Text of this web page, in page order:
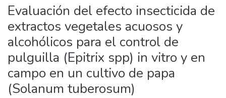
Estadísticas Externas
Manuales
Evaluación del efecto insecticida de
extractos vegetales acuosos y
alcohólicos para el control de
pulguilla (Epitrix spp) in vitro y en
campo en un cultivo de papa
(Solanum tuberosum)